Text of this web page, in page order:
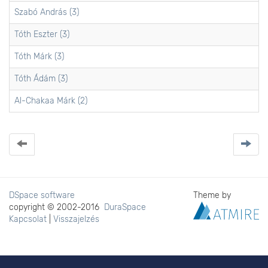
Szabó András (3)
Tóth Eszter (3)
Tóth Márk (3)
Tóth Ádám (3)
Al-Chakaa Márk (2)
DSpace software
copyright © 2002-2016 DuraSpace
Kapcsolat
Visszajelzés
Theme by